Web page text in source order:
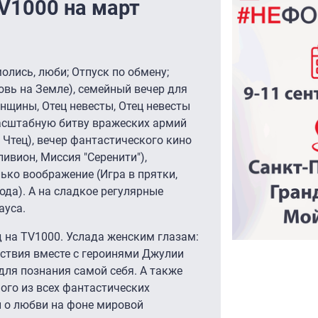
на март
люби; Отпуск по обмену;
на Земле), семейный вечер для
Отец невесты, Отец невесты
битву вражеских армий
вечер фантастического кино
Миссия "Серенити"),
воображение (Игра в прятки,
А на сладкое регулярные
TV1000. Услада женским глазам:
вместе с героинями Джулии
познания самой себя. А также
из всех фантастических
о любви на фоне мировой